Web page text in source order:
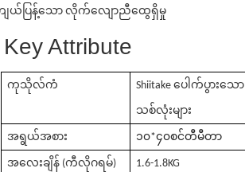
ျယ်ပြန့်သော လိုက်လျောညီထွေရှိမှု
Key Attribute
ကုသိုလ်ကံ Shiitake ပေါက်ပွားသော
သစ်လုံးများ
အရွယ်အစား ၁၀*၄၀စင်တီမီတာ
အလေးချိန် (ကီလိုဂရမ်) 1.6-1.8KG